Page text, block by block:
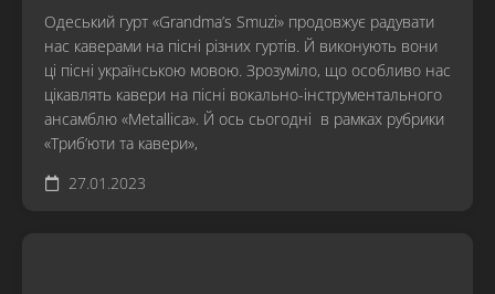
Одеський гурт «Grandma’s Smuzi» продовжує радувати
нас каверами на пісні різних гуртів. Й виконують вони
ці пісні українською мовою. Зрозуміло, що особливо нас
цікавлять кавери на пісні вокально-інструментального
ансамблю «Metallica». Й ось сьогодні в рамках рубрики
«Триб’юти та кавери»,
27.01.2023